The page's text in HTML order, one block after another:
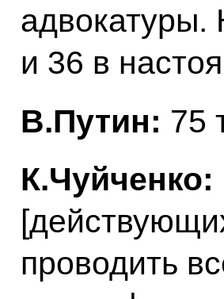
адвокатуры.
и 36 в
В.Путин: 75
К.Чуйченко:
проводить